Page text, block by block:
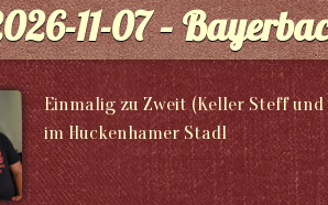
11-07 –
Einmalig zu Zweit (Keller Steff
im Huckenhamer Stadl